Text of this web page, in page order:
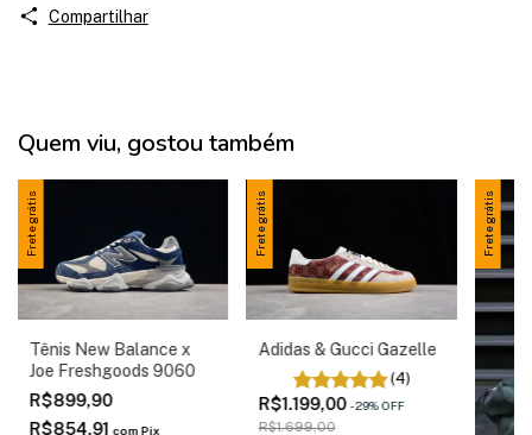
Compartilhar
Quem viu, gostou também
Frete grátis
Tênis New Balance x
Joe Freshgoods 9060
R$899,90
R$854,91 com Pix
Frete grátis
Adidas & Gucci Gazelle
(4)
R$1.199,00 -29%OFF
R$1.699,00
Frete grátis